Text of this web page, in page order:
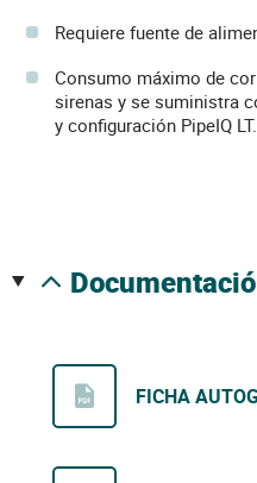
Requiere fuente de
Consumo máximo de
sirenas y se suministra
y configuración PipeIQ LT.
FICHA